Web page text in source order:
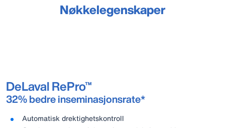
Nøkkelegenskaper
DeLaval RePro™
32% bedre inseminasjonsrate*
Automatisk drektighetskontroll